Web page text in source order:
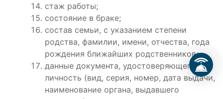
стаж работы;
состояние в браке;
состав семьи, с указанием степени
родства, фамилии, имени, отчества, года
рождения ближайших родственников;
данные документа, удостоверяющего
личность (вид, серия, номер, дата выдачи,
наименование органа, выдавшего